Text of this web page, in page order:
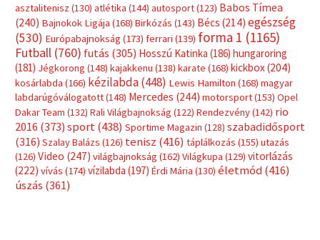
asztalitenisz (130) atlétika (144) autosport(123) Babos Tímea
(240) Bajnokok Ligája (168) Birkózás (143) Bécs (214) egészség
(530) Európabajnokság (173) ferrari (139) forma 1 (1165)
Futball (760) futás (305) Hosszú Katinka (186) hungaroring
(181) Jégkorong (148) kajakkenu (138) karate (168) kickbox(204)
kosárlabda (166) kézilabda(448) Lewis Hamilton (168) magyar
labdarúgóválogatott(148) Mercedes (244) motorsport(153) Opel
Dakar Team (132) Rali Világbajnokság (122) Rendezvény(142) rio
2016 (373) sport(438) Sportime Magazin (128) szabadidősport
(316) Szalay Balázs (126) tenisz (416) táplálkozás (155) utazás
(126) Video (247) világbajnokság (162) Világkupa (129) vitorlázás
(222) vívás (174) vízilabda (197) Érdi Mária (130) életmód(416)
úszás (361)